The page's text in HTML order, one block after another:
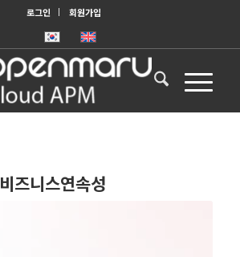
로그인 회원가입
비즈니스연속성